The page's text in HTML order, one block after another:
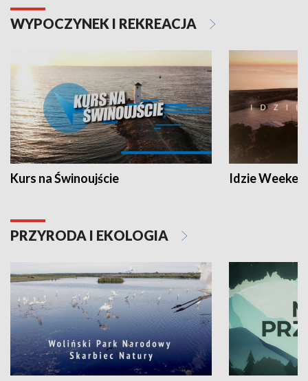
WYPOCZYNEK I REKREACJA
Kurs na Świnoujście Idzie
PRZYRODA I EKOLOGIA